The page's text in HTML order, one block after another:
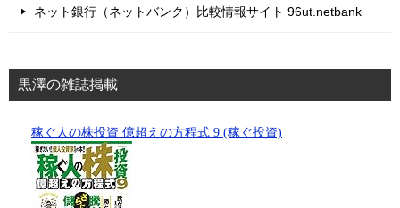
ネット銀行（ネットバンク）比較情報サイト 96ut.netbank
黒澤の雑誌掲載
稼ぐ人の株投資 億超えの方程式 9 (稼ぐ投資)